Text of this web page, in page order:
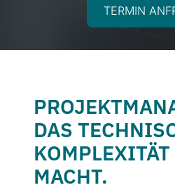
TERMIN
DAS
MACHT.